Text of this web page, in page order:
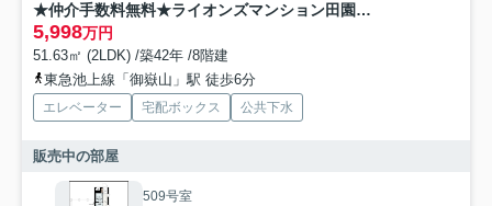
★仲介手数料無料★ライオンズマンション田園調布第2
5,998万円
51.63㎡ (2LDK) /築42年 /8階建
東急池上線「御嶽山」駅 徒歩6分
エレベーター 宅配ボックス 公共下水
販売中の部屋
509号室